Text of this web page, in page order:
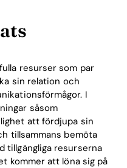
resurser som par
sin relation och
I
såsom
att fördjupa sin
tillsammans bemöta
tillgängliga resurserna
kommer att löna sig på